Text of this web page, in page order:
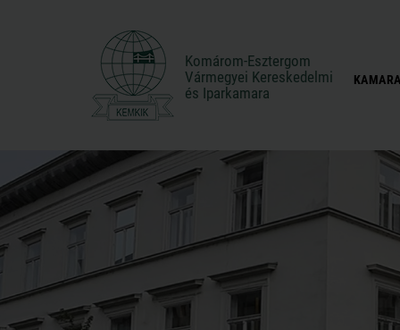
Komárom-Esztergom
Vármegyei Kereskedelmi
és Iparkamara
Komárom-Esztergom
Vármegyei Kereskedelmi
és Iparkamara